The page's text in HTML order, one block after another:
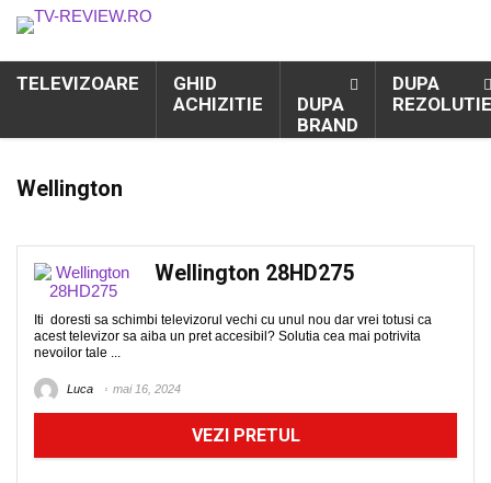
TELEVIZOARE
GHID
ACHIZITIE
DUPA
BRAND
DUPA
REZOLUTIE
Wellington
Wellington 28HD275
Iti doresti sa schimbi televizorul vechi cu unul nou dar vrei totusi ca
acest televizor sa aiba un pret accesibil? Solutia cea mai potrivita
nevoilor tale ...
Luca mai 16, 2024
VEZI PRETUL